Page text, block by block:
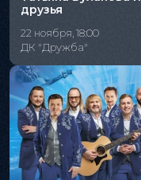
друзья
22 ноября, 18:00
ДК "Дружба"